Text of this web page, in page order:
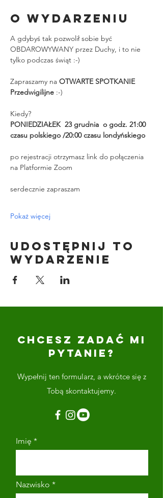
O wydarzeniu
A gdybyś tak pozwolił sobie być
OBDAROWYWANY przez Duchy, i to nie
tylko podczas świąt :-)
Zapraszamy na OTWARTE SPOTKANIE
Przedwigilijne :-)
Kiedy?
PONIEDZIAŁEK  23 grudnia  o godz. 21:00
czasu polskiego /20:00 czasu londyńskiego
po rejestracji otrzymasz link do połączenia
na Platformie Zoom
serdecznie zapraszam
Pokaż więcej
Udostępnij to
wydarzenie
CHCESZ ZADAĆ MI
PYTANIE?
Wypełnij ten formularz, a wkrótce się z
Tobą skontaktujemy.
Imię
Nazwisko